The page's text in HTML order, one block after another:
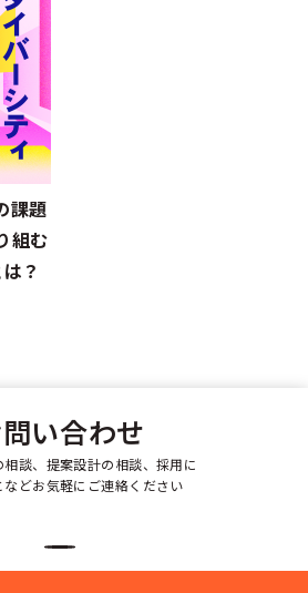
課題
組む
？
い合わせ
相談、提案設計の相談、採用に
などお気軽にご連絡ください